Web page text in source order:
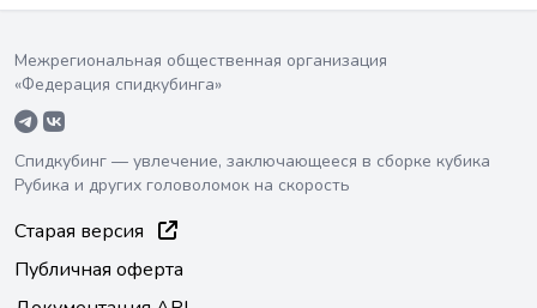
Межрегиональная общественная организация
«Федерация спидкубинга»
Спидкубинг — увлечение, заключающееся в сборке кубика
Рубика и других головоломок на скорость
Старая версия
Публичная оферта